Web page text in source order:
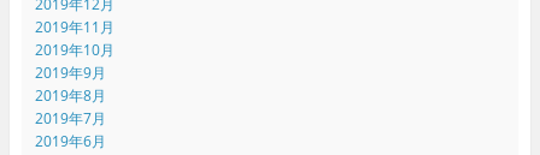
2019年12月
2019年11月
2019年10月
2019年9月
2019年8月
2019年7月
2019年6月